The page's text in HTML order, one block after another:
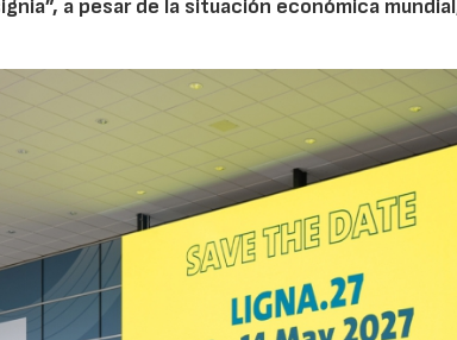
a pesar de la situación económica